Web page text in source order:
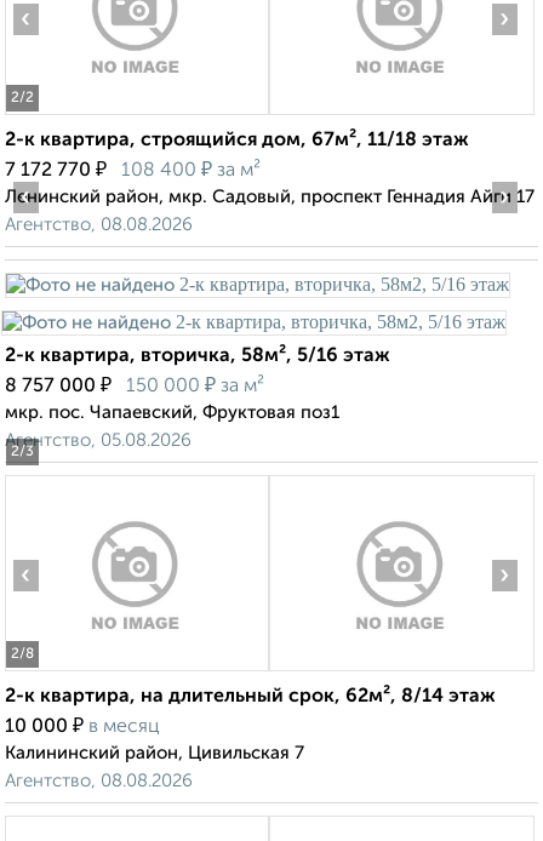
2/2
‹ ›
2-к квартира, строящийся дом, 67м², 11/18 этаж
7 172 770 ₽ 108 400 ₽ за м²
Ленинский район, мкр. Садовый, проспект Геннадия Айги 17
Агентство, 08.08.2026
2/3
‹ ›
2-к квартира, вторичка, 58м², 5/16 этаж
8 757 000 ₽ 150 000 ₽ за м²
мкр. пос. Чапаевский, Фруктовая поз1
Агентство, 05.08.2026
2/8
‹ ›
2-к квартира, на длительный срок, 62м², 8/14 этаж
10 000 ₽ в месяц
Калининский район, Цивильская 7
Агентство, 08.08.2026